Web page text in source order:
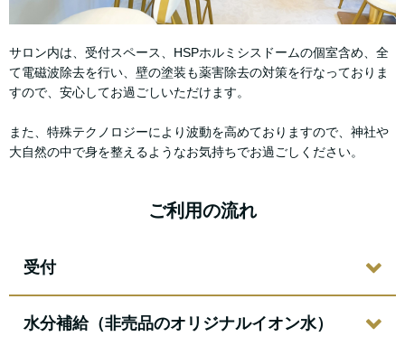
サロン内は、受付スペース、HSPホルミシスドームの個室含め、全
て電磁波除去を行い、壁の塗装も薬害除去の対策を行なっておりま
すので、安心してお過ごしいただけます。
また、特殊テクノロジーにより波動を高めておりますので、神社や
大自然の中で身を整えるようなお気持ちでお過ごしください。
ご利用の流れ
受付
水分補給（非売品のオリジナルイオン水）